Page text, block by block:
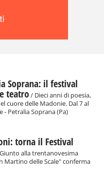
Soprana: il festival
teatro/ Dieci anni di poesia,
cuore delle Madonie. Dal 7 al
- Petralia Soprana (Pa)
torna il Festival
alla trentanovesima
Martino delle Scale" conferma